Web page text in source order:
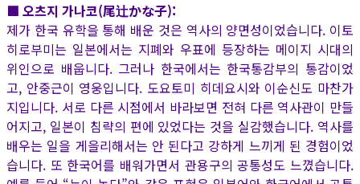
■ 오츠지 가나코(尾辻かな子):
제가 한국 유학을 통해 배운 것은 역사의 양면성이었습니다. 이토
히로부미는 일본에서는 지폐와 우표에 등장하는 메이지 시대의
위인으로 배웁니다. 그러나 한국에서는 한국통감부의 통감이었
고, 안중근이 영웅입니다. 도요토미 히데요시와 이순신도 마찬가
지입니다. 서로 다른 시점에서 바라보면 전혀 다른 역사관이 만들
어지고, 일본이 침략의 편에 있었다는 것을 실감했습니다. 역사를
배우는 일을 게을리해서는 안 된다고 강하게 느끼게 된 경험이었
습니다. 또 한국어를 배워가면서 관용구의 공통성도 느꼈습니다.